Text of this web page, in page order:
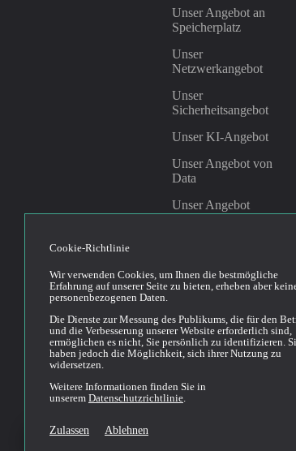
Unser Angebot an
Speicherplatz
Unser
Netzwerkangebot
Unser
Sicherheitsangebot
Unser KI-Angebot
Unser Angebot von
Data
Unser Angebot
LinkedinYoutube
die
Cookie-Richtlinie
Wir verwenden Cookies, um Ihnen die bestmögliche
Erfahrung auf unserer Seite zu bieten, erheben aber
personenbezogenen Daten.
Die Dienste zur Messung des Publikums, die für den
und die Verbesserung unserer Website erforderlich sind,
ermöglichen es nicht, Sie persönlich zu identifizieren.
haben jedoch die Möglichkeit, sich ihrer Nutzung zu
widersetzen.
Weitere Informationen finden Sie in
unserem Datenschutzrichtlinie.
Zulassen Ablehnen